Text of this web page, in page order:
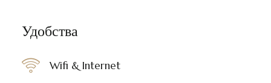
Удобства
Wifi & Internet